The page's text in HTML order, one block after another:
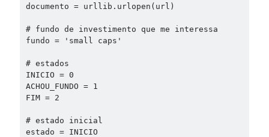
documento = urllib.urlopen(url)
# fundo de investimento que me interessa
fundo = 'small caps'
# estados
INICIO = 0
ACHOU_FUNDO = 1
FIM = 2
# estado inicial
estado = INICIO